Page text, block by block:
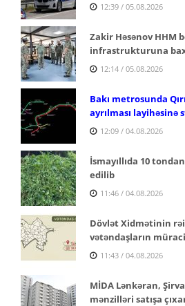
12:39 / 05.08.2026
Zakir Həsənov HHM
infrastrukturuna
12:14 / 05.08.2026
Bakı metrosunda
ayrılması
12:09 / 04.08.2026
İsmayıllıda 10
edilib
11:46 / 04.08.2026
Dövlət Xidmətinin
vətəndaşların
11:43 / 04.08.2026
MİDA Lənkəran,
mənzilləri satışa